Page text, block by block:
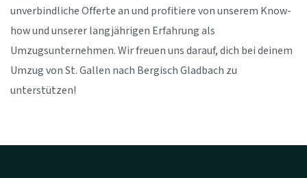
unverbindliche Offerte an und profitiere von unserem Know-
how und unserer langjährigen Erfahrung als
Umzugsunternehmen. Wir freuen uns darauf, dich bei deinem
Umzug von St. Gallen nach Bergisch Gladbach zu
unterstützen!